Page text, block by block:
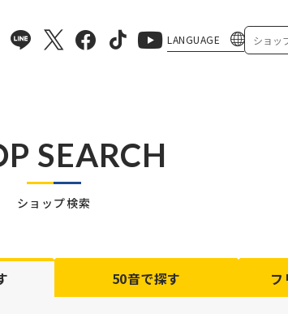
LANGUAGE
SEARCH
ショップ検索
50音で探す